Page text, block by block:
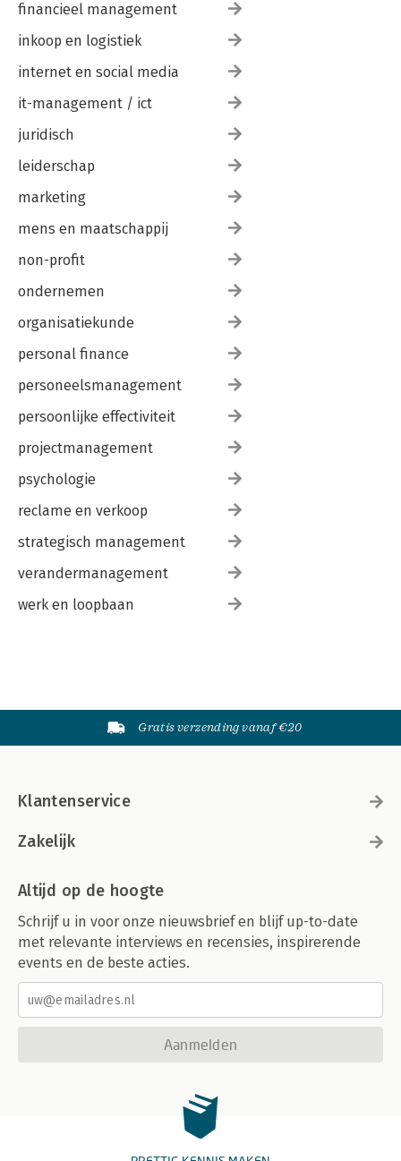
financieel management
inkoop en logistiek
internet en social media
it-management / ict
juridisch
leiderschap
marketing
mens en maatschappij
non-profit
ondernemen
organisatiekunde
personal finance
personeelsmanagement
persoonlijke effectiviteit
projectmanagement
psychologie
reclame en verkoop
strategisch management
verandermanagement
werk en loopbaan
Gratis verzending vanaf €20
Klantenservice
Zakelijk
Altijd op de hoogte
Schrijf u in voor onze nieuwsbrief en blijf up-to-date
met relevante interviews en recensies, inspirerende
events en de beste acties.
Aanmelden